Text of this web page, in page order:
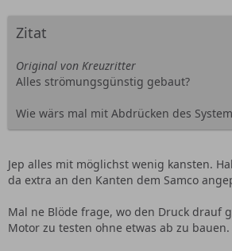
Zitat
Original von Kreuzritter
Alles strömungsgünstig gebaut?
Wie wärs mal mit Abdrücken des
Jep alles mit möglichst wenig kansten.
da extra an den Kanten dem Samco
Mal ne Blöde frage, wo den Druck drauf
Motor zu testen ohne etwas ab zu bauen.